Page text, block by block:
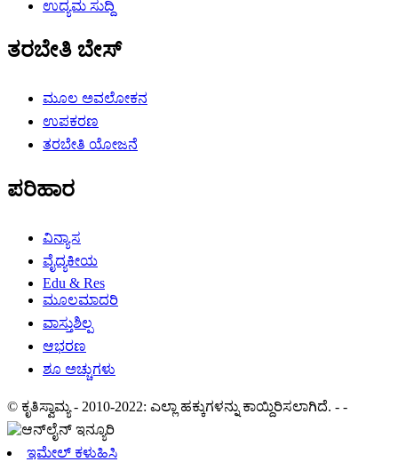
ಉದ್ಯಮ ಸುದ್ದಿ
ತರಬೇತಿ ಬೇಸ್
ಮೂಲ ಅವಲೋಕನ
ಉಪಕರಣ
ತರಬೇತಿ ಯೋಜನೆ
ಪರಿಹಾರ
ವಿನ್ಯಾಸ
ವೈದ್ಯಕೀಯ
Edu & Res
ಮೂಲಮಾದರಿ
ವಾಸ್ತುಶಿಲ್ಪ
ಆಭರಣ
ಶೂ ಅಚ್ಚುಗಳು
© ಕೃತಿಸ್ವಾಮ್ಯ - 2010-2022: ಎಲ್ಲಾ ಹಕ್ಕುಗಳನ್ನು ಕಾಯ್ದಿರಿಸಲಾಗಿದೆ. - -
ಇಮೇಲ್ ಕಳುಹಿಸಿ